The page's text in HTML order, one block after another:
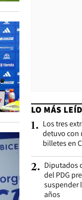
LO MÁS
1. Los tres
detuvo con
billetes en
2. Diputados
del PDG
suspender
años